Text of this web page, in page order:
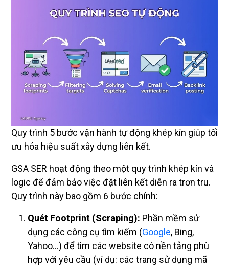
Quy trình 5 bước vận hành tự động khép kín giúp tối
ưu hóa hiệu suất xây dựng liên kết.
GSA SER hoạt động theo một quy trình khép kín và
logic để đảm bảo việc đặt liên kết diễn ra trơn tru.
Quy trình này bao gồm 6 bước chính:
Quét Footprint (Scraping): Phần mềm sử
dụng các công cụ tìm kiếm (Google, Bing,
Yahoo…) để tìm các website có nền tảng phù
hợp với yêu cầu (ví dụ: các trang sử dụng mã